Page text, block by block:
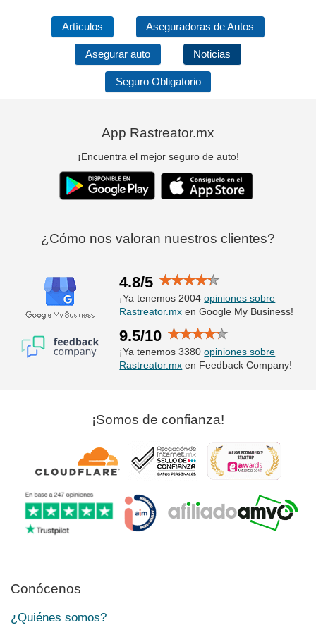
Artículos Aseguradoras de Autos
Asegurar auto Noticias
Seguro Obligatorio
App Rastreator.mx
¡Encuentra el mejor seguro de auto!
¿Cómo nos valoran nuestros clientes?
4.8/5
¡Ya tenemos 2004opiniones sobre
Rastreator.mx en Google My Business!
9.5/10
¡Ya tenemos 3380opiniones sobre
Rastreator.mx en Feedback Company!
¡Somos de confianza!
Conócenos
¿Quiénes somos?